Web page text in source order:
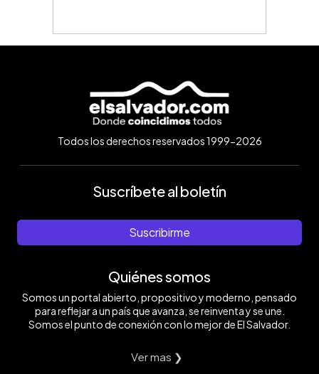
Todos los derechos reservados 1999-2026
Suscríbete al boletín
Suscribirme
Quiénes somos
Somos un portal abierto, propositivo y moderno, pensado
para reflejar a un país que avanza, se reinventa y se une.
Somos el punto de conexión con lo mejor de El Salvador.
Ver mas ❯